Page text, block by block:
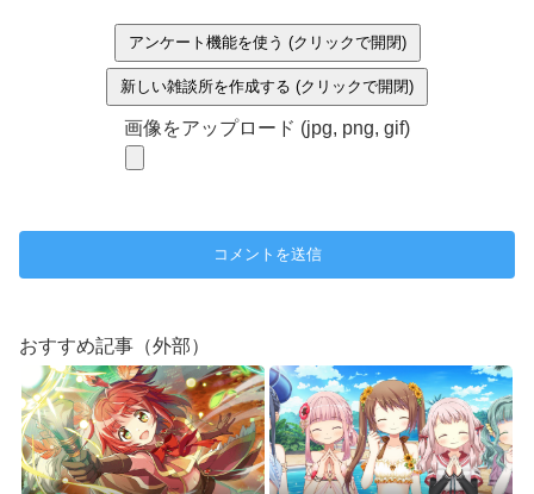
アンケート機能を使う (クリックで開閉)
新しい雑談所を作成する (クリックで開閉)
画像をアップロード (jpg, png, gif)
おすすめ記事（外部）